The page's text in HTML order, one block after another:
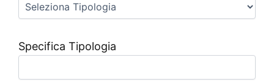
Specifica Tipologia